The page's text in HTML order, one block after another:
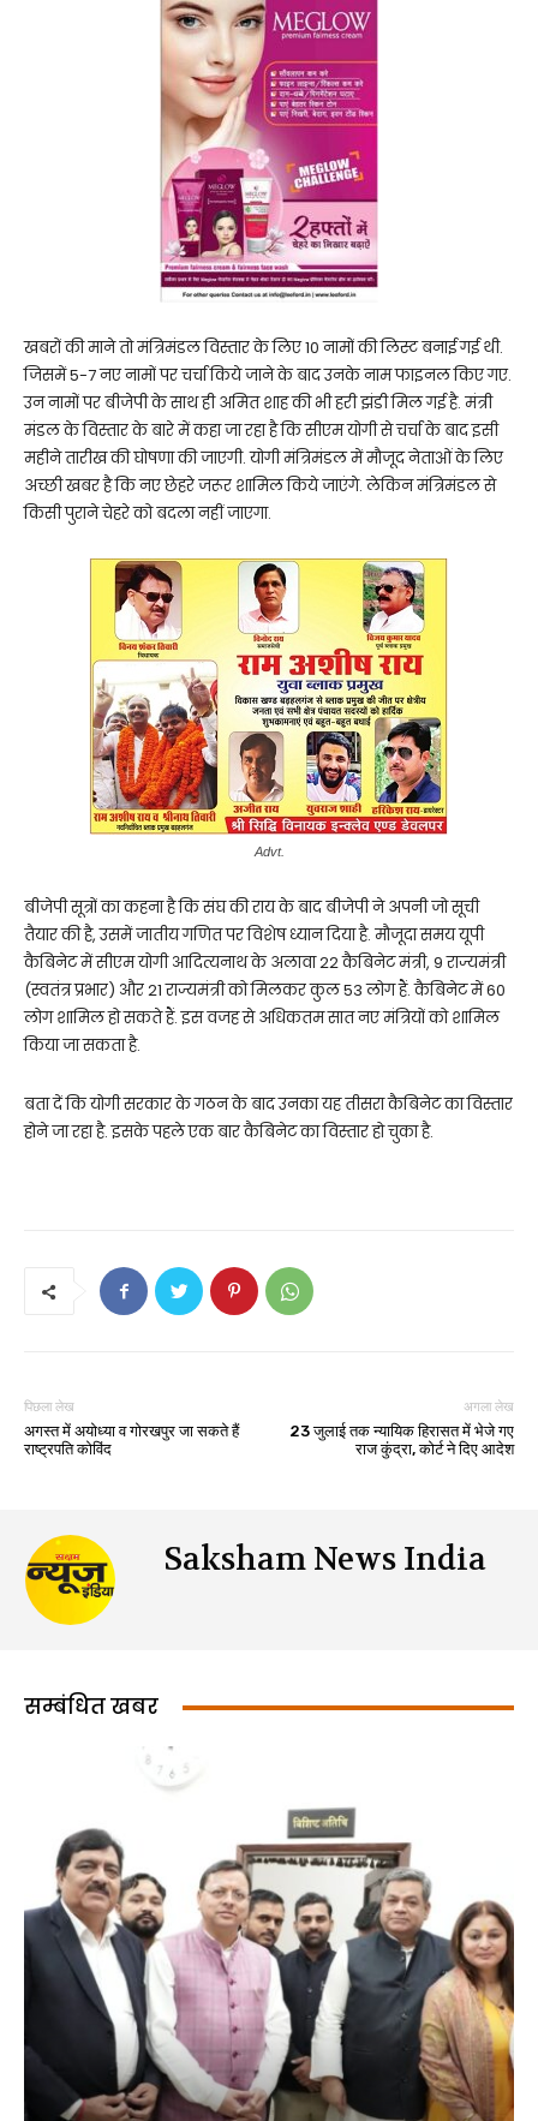
खबरों की माने तो मंत्रिमंडल विस्तार के लिए 10 नामों की लिस्ट बनाई गई थी.
जिसमें 5-7 नए नामों पर चर्चा किये जाने के बाद उनके नाम फाइनल किए गए.
उन नामों पर बीजेपी के साथ ही अमित शाह की भी हरी झंडी मिल गई है. मंत्री
मंडल के विस्तार के बारे में कहा जा रहा है कि सीएम योगी से चर्चा के बाद इसी
महीने तारीख की घोषणा की जाएगी. योगी मंत्रिमंडल में मौजूद नेताओं के लिए
अच्छी खबर है कि नए छेहरे जरूर शामिल किये जाएंगे. लेकिन मंत्रिमंडल से
किसी पुराने चेहरे को बदला नहीं जाएगा.
Advt.
बीजेपी सूत्रों का कहना है कि संघ की राय के बाद बीजेपी ने अपनी जो सूची
तैयार की है, उसमें जातीय गणित पर विशेष ध्यान दिया है. मौजूदा समय यूपी
कैबिनेट में सीएम योगी आदित्यनाथ के अलावा 22 कैबिनेट मं‌त्री, 9 राज्यमंत्री
(स्वतंत्र प्रभार) और 21 राज्यमंत्री को मिलकर कुल 53 लोग हैं. कैबिनेट में 60
लोग शामिल हो सकते हैं. इस वजह से अधिकतम सात नए मं‌त्रियों को शामिल
किया जा सकता है.
बता दें कि योगी सरकार के गठन के बाद उनका यह तीसरा कैबिनेट का विस्तार
होने जा रहा है. इसके पहले एक बार कैबिनेट का विस्तार हो चुका है.
पिछला लेख
अगस्त में अयोध्या व गोरखपुर जा सकते हैं
राष्ट्रपति कोविंद
अगला लेख
23 जुलाई तक न्यायिक हिरासत में भेजे गए
राज कुंद्रा, कोर्ट ने दिए आदेश
Saksham News India
सम्बंधित खबर